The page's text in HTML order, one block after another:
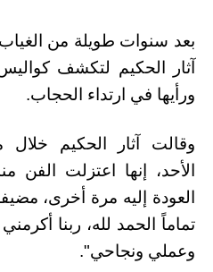
بعد سنوات طويلة من
آثار الحكيم لتكشف
ورأيها في ارتداء الحجاب.
وقالت آثار الحكيم خلال
العودة إليه مرة أخرى،
تماماً الحمد لله، ربنا
وعملي ونجاحي".